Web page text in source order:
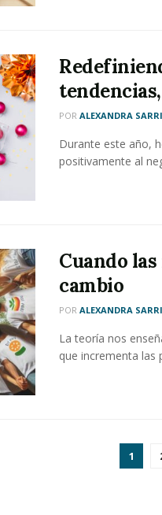
POR ALEXANDRA
Durante este año,
positivamente al
Cuando
cambio
POR ALEXANDRA
La teoría nos
que incrementa las
1